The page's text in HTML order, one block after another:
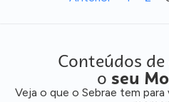
Conteúdos
o seu
Veja o que o Sebrae tem